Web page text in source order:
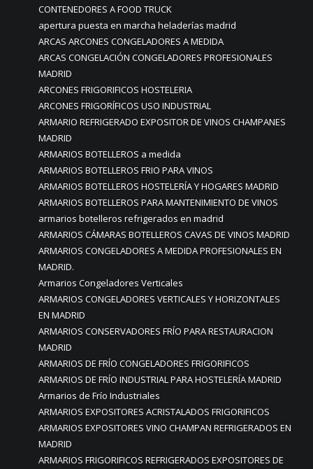
CONTENEDORES A FOOD TRUCK
apertura puesta en marcha heladerías madrid
ARCAS ARCONES CONGELADORES A MEDIDA
ARCAS CONGELACIÓN CONGELADORES PROFESIONALES
MADRID
ARCONES FRIGORIFICOS HOSTELERIA
ARCONES FRIGORÍFICOS USO INDUSTRIAL
ARMARIO REFRIGERADO EXPOSITOR DE VINOS CHAMPANES
MADRID
ARMARIOS BOTELLEROS a medida
ARMARIOS BOTELLEROS FRIO PARA VINOS
ARMARIOS BOTELLEROS HOSTELERÍA Y HOGARES MADRID
ARMARIOS BOTELLEROS PARA MANTENIMIENTO DE VINOS
armarios botelleros refrigerados en madrid
ARMARIOS CÁMARAS BOTELLEROS CAVAS DE VINOS MADRID
ARMARIOS CONGELADORES A MEDIDA PROFESIONALES EN
MADRID.
Armarios Congeladores Verticales
ARMARIOS CONGELADORES VERTICALES Y HORIZONTALES
EN MADRID
ARMARIOS CONSERVADORES FRÍO PARA RESTAURACION
MADRID
ARMARIOS DE FRÍO CONGELADORES FRIGORIFICOS
ARMARIOS DE FRÍO INDUSTRIAL PARA HOSTELERÍA MADRID
Armarios de Frío Industriales
ARMARIOS EXPOSITORES ACRISTALADOS FRIGORIFICOS
ARMARIOS EXPOSITORES VINO CHAMPAN REFRIGERADOS EN
MADRID
ARMARIOS FRIGORIFICOS REFRIGERADOS EXPOSITORES DE